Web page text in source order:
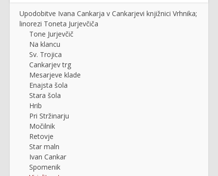
Upodobitve Ivana Cankarja v Cankarjevi knjižnici Vrhnika;
linorezi Toneta Jurjevčiča
Tone Jurjevčič
Na klancu
Sv. Trojica
Cankarjev trg
Mesarjeve klade
Enajsta šola
Stara šola
Hrib
Pri Stržinarju
Močilnik
Retovje
Star maln
Ivan Cankar
Spomenik